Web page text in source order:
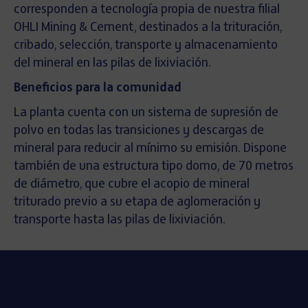
corresponden a tecnología propia de nuestra filial
OHLI Mining & Cement, destinados a la trituración,
cribado, selección, transporte y almacenamiento
del mineral en las pilas de lixiviación.
Beneficios para la comunidad
La planta cuenta con un sistema de supresión de
polvo en todas las transiciones y descargas de
mineral para reducir al mínimo su emisión. Dispone
también de una estructura tipo domo, de 70 metros
de diámetro, que cubre el acopio de mineral
triturado previo a su etapa de aglomeración y
transporte hasta las pilas de lixiviación.